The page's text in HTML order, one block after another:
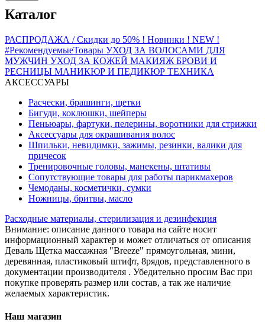
Каталог
РАСПРОДАЖА / Скидки до 50% ! Новинки ! NEW !
#РекомендуемыеТовары УХОД ЗА ВОЛОСАМИ ДЛЯ
МУЖЧИН УХОД ЗА КОЖЕЙ МАКИЯЖ БРОВИ И
РЕСНИЦЫ МАНИКЮР И ПЕДИКЮР ТЕХНИКА
АКСЕССУАРЫ
Расчески, брашинги, щетки
Бигуди, коклюшки, шейперы
Пеньюары, фартуки, пелерины, воротники для стрижки
Аксессуары для окрашивания волос
Шпильки, невидимки, зажимы, резинки, валики для
причесок
Тренировочные головы, манекены, штативы
Сопутствующие товары для работы парикмахеров
Чемоданы, косметички, сумки
Ножницы, бритвы, масло
Расходные материалы, стерилизация и дезинфекция
Внимание: описание данного товара на сайте носит
информационный характер и может отличаться от описания
Деваль Щетка массажная "Breeze" прямоугольная, мини,
деревянная, пластиковый штифт, 8рядов, представленного в
документации производителя . Убедительно просим Вас при
покупке проверять размер или состав, а так же наличие
желаемых характеристик.
Наш магазин